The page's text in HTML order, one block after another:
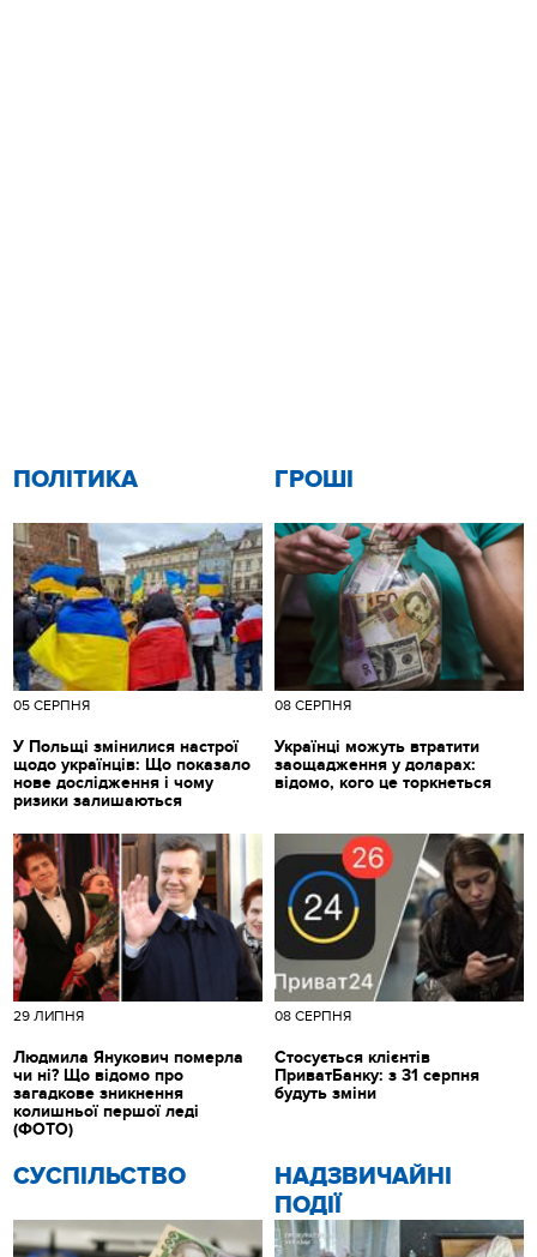
ПОЛІТИКА
05 СЕРПНЯ
У Польщі змінилися настрої
щодо українців: Що показало
нове дослідження і чому
ризики залишаються
ГРОШІ
08 СЕРПНЯ
Українці можуть втратити
заощадження у доларах:
відомо, кого це торкнеться
CУСПІЛЬСТВО
НАДЗВИЧАЙНІ
ПОДІЇ
29 ЛИПНЯ
Людмила Янукович померла
чи ні? Що відомо про
загадкове зникнення
колишньої першої леді
(ФОТО)
08 СЕРПНЯ
Стосується клієнтів
ПриватБанку: з 31 серпня
будуть зміни